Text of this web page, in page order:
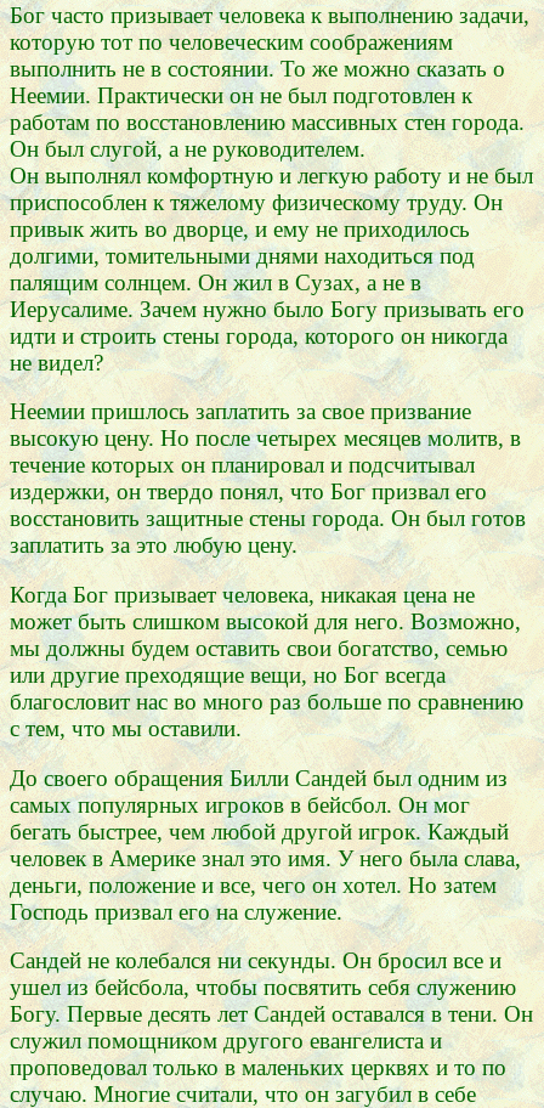
Бог часто призывает человека к выполнению задачи,
которую тот по человеческим соображениям
выполнить не в состоянии. То же можно сказать о
Неемии. Практически он не был подготовлен к
работам по восстановлению массивных стен города.
Он был слугой, а не руководителем.
Он выполнял комфортную и легкую работу и не был
приспособлен к тяжелому физическому труду. Он
привык жить во дворце, и ему не приходилось
долгими, томительными днями находиться под
палящим солнцем. Он жил в Сузах, а не в
Иерусалиме. Зачем нужно было Богу призывать его
идти и строить стены города, которого он никогда
не видел?
Неемии пришлось заплатить за свое призвание
высокую цену. Но после четырех месяцев молитв, в
течение которых он планировал и подсчитывал
издержки, он твердо понял, что Бог призвал его
восстановить защитные стены города. Он был готов
заплатить за это любую цену.
Когда Бог призывает человека, никакая цена не
может быть слишком высокой для него. Возможно,
мы должны будем оставить свои богатство, семью
или другие преходящие вещи, но Бог всегда
благословит нас во много раз больше по сравнению
с тем, что мы оставили.
До своего обращения Билли Сандей был одним из
самых популярных игроков в бейсбол. Он мог
бегать быстрее, чем любой другой игрок. Каждый
человек в Америке знал это имя. У него была слава,
деньги, положение и все, чего он хотел. Но затем
Господь призвал его на служение.
Сандей не колебался ни секунды. Он бросил все и
ушел из бейсбола, чтобы посвятить себя служению
Богу. Первые десять лет Сандей оставался в тени. Он
служил помощником другого евангелиста и
проповедовал только в маленьких церквях и то по
случаю. Многие считали, что он загубил в себе